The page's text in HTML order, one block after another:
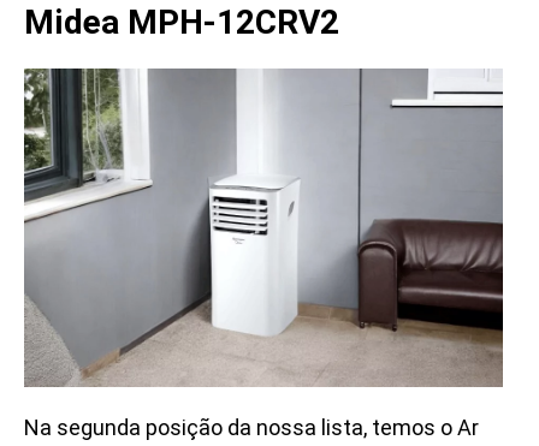
Midea MPH-12CRV2
Na segunda posição da nossa lista, temos o Ar